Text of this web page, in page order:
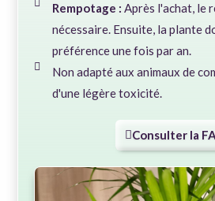
Rempotage : Après l'achat, le
nécessaire. Ensuite, la plante
préférence une fois par an.
Non adapté aux animaux de
d'une légère toxicité.
Consulter la